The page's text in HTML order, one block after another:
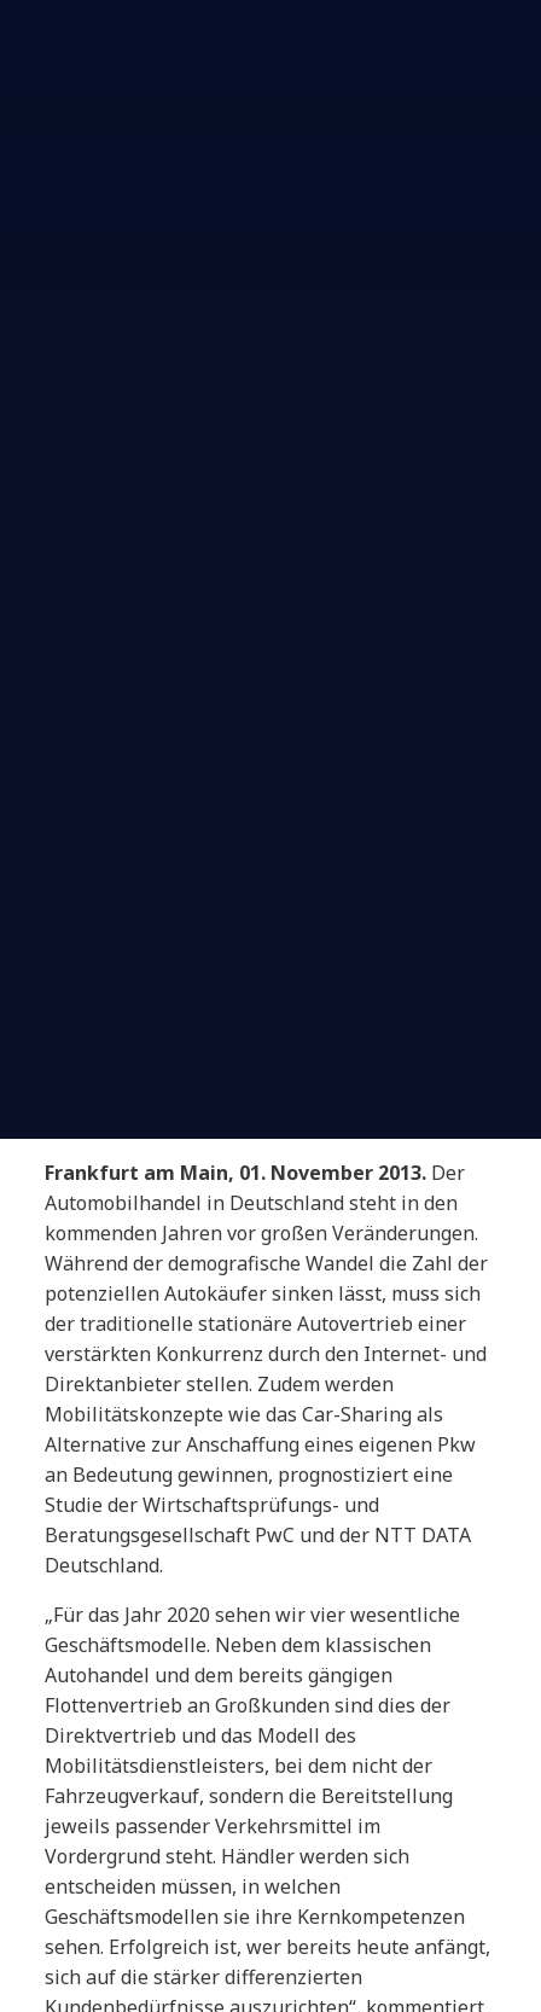
Frankfurt am Main, 01. November 2013. Der
Automobilhandel in Deutschland steht in den
kommenden Jahren vor großen Veränderungen.
Während der demografische Wandel die Zahl der
potenziellen Autokäufer sinken lässt, muss sich
der traditionelle stationäre Autovertrieb einer
verstärkten Konkurrenz durch den Internet- und
Direktanbieter stellen. Zudem werden
Mobilitätskonzepte wie das Car-Sharing als
Alternative zur Anschaffung eines eigenen Pkw
an Bedeutung gewinnen, prognostiziert eine
Studie der Wirtschaftsprüfungs- und
Beratungsgesellschaft PwC und der NTT DATA
Deutschland.
„Für das Jahr 2020 sehen wir vier wesentliche
Geschäftsmodelle. Neben dem klassischen
Autohandel und dem bereits gängigen
Flottenvertrieb an Großkunden sind dies der
Direktvertrieb und das Modell des
Mobilitätsdienstleisters, bei dem nicht der
Fahrzeugverkauf, sondern die Bereitstellung
jeweils passender Verkehrsmittel im
Vordergrund steht. Händler werden sich
entscheiden müssen, in welchen
Geschäftsmodellen sie ihre Kernkompetenzen
sehen. Erfolgreich ist, wer bereits heute anfängt,
sich auf die stärker differenzierten
Kundenbedürfnisse auszurichten“, kommentiert